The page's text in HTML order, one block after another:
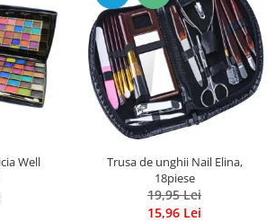
Well
Trusa de unghii Nail Elina,
18piese
19,95 Lei
15,96 Lei